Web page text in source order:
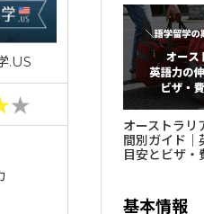
.US
オーストラリ
間別ガイド｜
目安とビザ・
基本情報